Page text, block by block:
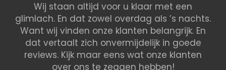
Wij staan altijd voor u klaar met een
glimlach. En dat zowel overdag als ’s nachts.
Want wij vinden onze klanten belangrijk. En
dat vertaalt zich onvermijdelijk in goede
reviews. Kijk maar eens wat onze klanten
over ons te zeggen hebben!